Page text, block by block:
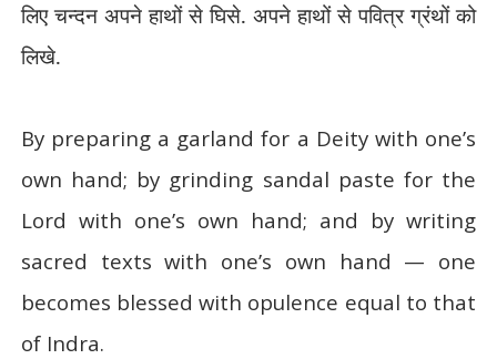
लिए चन्दन अपने हाथों से घिसे. अपने हाथों से पवित्र ग्रंथों को
लिखे.
By preparing a garland for a Deity with one’s
own hand; by grinding sandal paste for the
Lord with one’s own hand; and by writing
sacred texts with one’s own hand — one
becomes blessed with opulence equal to that
of Indra.